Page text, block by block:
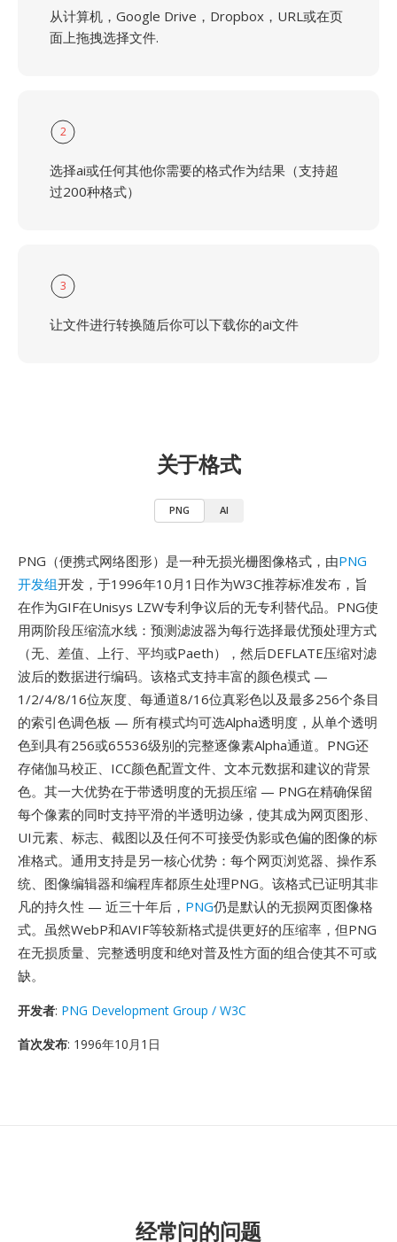
从计算机，Google Drive，Dropbox，URL或在页
面上拖拽选择文件.
2
选择ai或任何其他你需要的格式作为结果（支持超
过200种格式）
3
让文件进行转换随后你可以下载你的ai文件
关于格式
PNG AI
PNG（便携式网络图形）是一种无损光栅图像格式，由PNG
开发组开发，于1996年10月1日作为W3C推荐标准发布，旨
在作为GIF在Unisys LZW专利争议后的无专利替代品。PNG使
用两阶段压缩流水线：预测滤波器为每行选择最优预处理方式
（无、差值、上行、平均或Paeth），然后DEFLATE压缩对滤
波后的数据进行编码。该格式支持丰富的颜色模式 —
1/2/4/8/16位灰度、每通道8/16位真彩色以及最多256个条目
的索引色调色板 — 所有模式均可选Alpha透明度，从单个透明
色到具有256或65536级别的完整逐像素Alpha通道。PNG还
存储伽马校正、ICC颜色配置文件、文本元数据和建议的背景
色。其一大优势在于带透明度的无损压缩 — PNG在精确保留
每个像素的同时支持平滑的半透明边缘，使其成为网页图形、
UI元素、标志、截图以及任何不可接受伪影或色偏的图像的标
准格式。通用支持是另一核心优势：每个网页浏览器、操作系
统、图像编辑器和编程库都原生处理PNG。该格式已证明其非
凡的持久性 — 近三十年后， PNG仍是默认的无损网页图像格
式。虽然WebP和AVIF等较新格式提供更好的压缩率，但PNG
在无损质量、完整透明度和绝对普及性方面的组合使其不可或
缺。
开发者: PNG Development Group / W3C
首次发布: 1996年10月1日
经常问的问题